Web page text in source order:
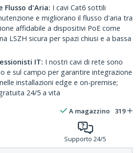
Flusso d'Aria: I cavi Cat6 sottili
e migliorano il flusso d'aria tra
affidabile a dispositivi PoE come
LSZH sicura per spazi chiusi e a bassa
IT: I nostri cavi di rete sono
e sul campo per garantire integrazione
installazioni edge e on-premise;
24/5 a vita
A magazzino 319
Supporto 24/5